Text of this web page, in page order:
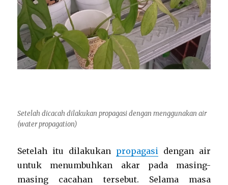
Setelah dicacah dilakukan propagasi dengan menggunakan air
(water propagation)
Setelah itu dilakukan propagasi dengan air
untuk menumbuhkan akar pada masing-
masing cacahan tersebut. Selama masa